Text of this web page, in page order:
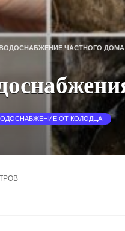
ЧАСТНОГО ДОМА
ОТ КОЛОДЦА